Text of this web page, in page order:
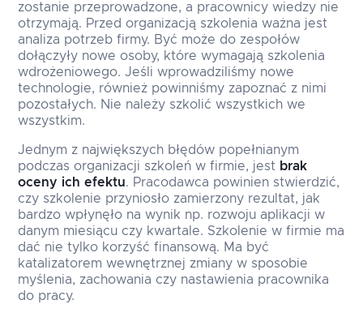
zostanie przeprowadzone, a pracownicy wiedzy nie
otrzymają. Przed organizacją szkolenia ważna jest
analiza potrzeb firmy. Być może do zespołów
dołączyły nowe osoby, które wymagają szkolenia
wdrożeniowego. Jeśli wprowadziliśmy nowe
technologie, również powinniśmy zapoznać z nimi
pozostałych. Nie należy szkolić wszystkich we
wszystkim.
Jednym z największych błędów popełnianym
podczas organizacji szkoleń w firmie, jest brak
oceny ich efektu. Pracodawca powinien stwierdzić,
czy szkolenie przyniosło zamierzony rezultat, jak
bardzo wpłynęło na wynik np. rozwoju aplikacji w
danym miesiącu czy kwartale. Szkolenie w firmie ma
dać nie tylko korzyść finansową. Ma być
katalizatorem wewnętrznej zmiany w sposobie
myślenia, zachowania czy nastawienia pracownika
do pracy.